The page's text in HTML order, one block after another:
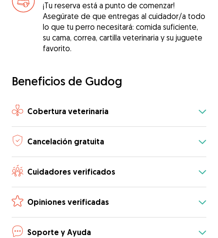
¡Tu reserva está a punto de comenzar!
Asegúrate de que entregas al cuidador/a todo
lo que tu perro necesitará: comida suficiente,
su cama, correa, cartilla veterinaria y su juguete
favorito.
Beneficios de Gudog
Cobertura veterinaria
Cancelación gratuita
Cuidadores verificados
Opiniones verificadas
Soporte y Ayuda